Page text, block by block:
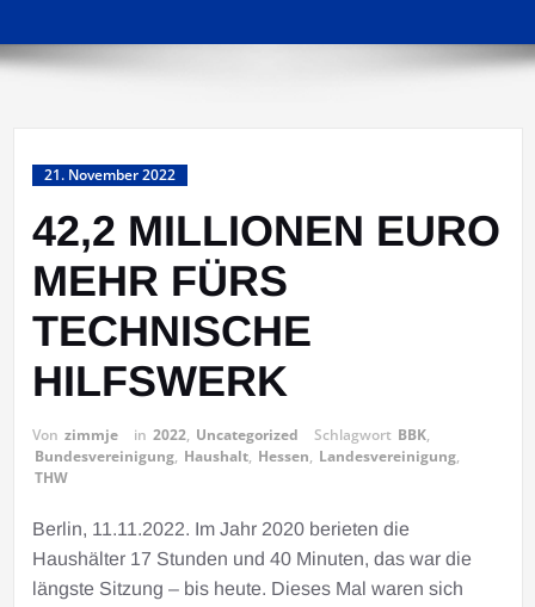
21. November 2022
42,2 MILLIONEN EURO
MEHR FÜRS
TECHNISCHE
HILFSWERK
Von zimmje in 2022, Uncategorized Schlagwort BBK,
Bundesvereinigung, Haushalt, Hessen, Landesvereinigung,
THW
Berlin, 11.11.2022. Im Jahr 2020 berieten die
Haushälter 17 Stunden und 40 Minuten, das war die
längste Sitzung – bis heute. Dieses Mal waren sich